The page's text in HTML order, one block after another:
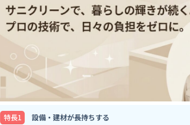
特⻑1
設備・建材が長持ちする